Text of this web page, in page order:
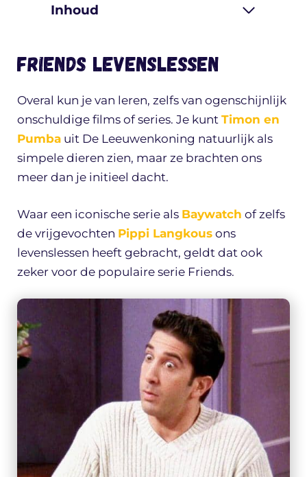
Inhoud
Friends Levenslessen
Overal kun je van leren, zelfs van ogenschijnlijk
onschuldige films of series. Je kunt Timon en
Pumba uit De Leeuwenkoning natuurlijk als
simpele dieren zien, maar ze brachten ons
meer dan je initieel dacht.
Waar een iconische serie als Baywatch of zelfs
de vrijgevochten Pippi Langkous ons
levenslessen heeft gebracht, geldt dat ook
zeker voor de populaire serie Friends.